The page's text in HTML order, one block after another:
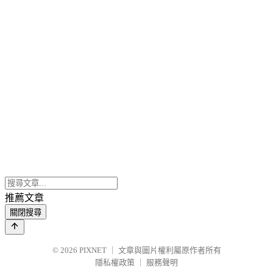
推薦文章
關閉搜尋
© 2026 PIXNET
文章與圖片權利屬原作者所有
隱私權政策
服務聲明